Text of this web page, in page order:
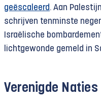
geëscaleerd. Aan
schrijven tenminste
Israëlische
lichtgewonde gemeld in
Verenigde Naties